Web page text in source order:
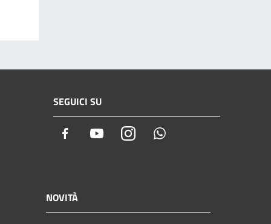
SEGUICI SU
Facebook YoutubeInstagram
NOVITÀ